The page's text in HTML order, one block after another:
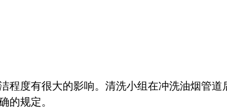
度有很大的影响。清洗小组在冲洗油烟管道
规定。